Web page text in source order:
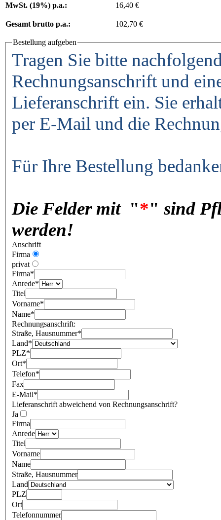
MwSt. (19%) p.a.:
16,40 €
Gesamt brutto p.a.: 102,70 €
Bestellung aufgeben
Tragen Sie bitte
Rechnungsanschrift und
Lieferanschrift ein. Sie
per E-Mail und die
Für Ihre Bestellung
Die Felder mit"*"sind
werden!
Anschrift
Firma
privat
Firma*
Anrede*
Titel
Vorname*
Name*
Rechnungsanschrift:
Straße, Hausnummer*
Land*
PLZ*
Ort*
Telefon*
Fax
E-Mail*
Lieferanschrift abweichend von Rechnungsanschrift?
Ja
Firma
Anrede
Titel
Vorname
Name
Straße, Hausnummer
Land
PLZ
Ort
Telefonnummer